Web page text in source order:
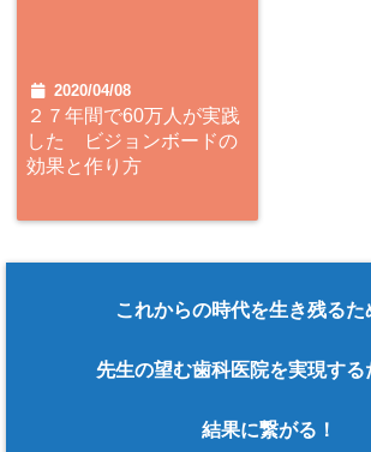
2020/04/08
２７年間で60万人が実践
した ビジョンボードの
効果と作り方
これからの時代を生き残る
先生の望む歯科医院を実現す
結果に繋がる！